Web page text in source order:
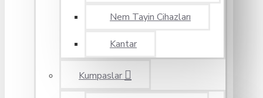
Nem Tayin Cihazları
Kantar
Kumpaslar